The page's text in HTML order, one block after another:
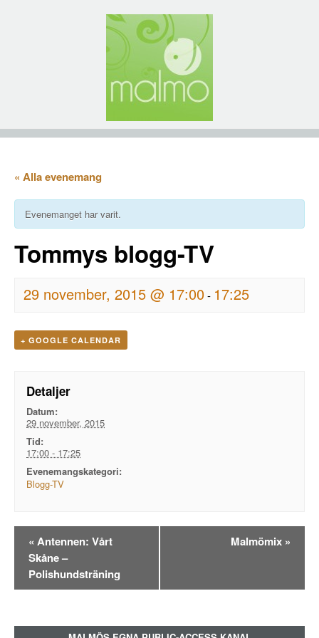
« Alla evenemang
Evenemanget har varit.
Tommys blogg-TV
29 november, 2015 @ 17:00- 17:25
+ GOOGLE CALENDAR
Detaljer
Datum:
29 november, 2015
Tid:
17:00 - 17:25
Evenemangskategori:
Blogg-TV
Evenemangsnavigation
« Antennen: Vårt
Skåne –
Polishundsträning
Malmömix »